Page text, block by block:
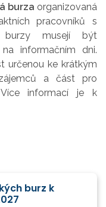
burza organizovaná
pracovníků s
burzy musejí být
informačním dni.
určenou ke krátkým
a část pro
Více informací je k
burz k